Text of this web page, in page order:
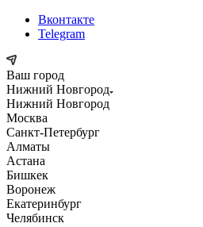
Вконтакте
Telegram
Ваш город
Нижний Новгород
Нижний Новгород
Москва
Санкт-Петербург
Алматы
Астана
Бишкек
Воронеж
Екатеринбург
Челябинск